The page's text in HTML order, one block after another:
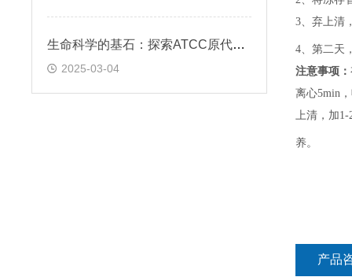
生命科学的基石：探索ATCC原代细胞的魅力
2025-03-04
3、 弃上清
4、 第二天
注意事项：
离心5min，
上清，加1-
养。
产品